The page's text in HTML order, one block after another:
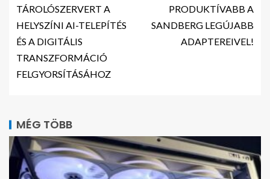
TÁROLÓSZERVERT A
HELYSZÍNI AI-TELEPÍTÉS
ÉS A DIGITÁLIS
TRANSZFORMÁCIÓ
FELGYORSÍTÁSÁHOZ
PRODUKTÍVABB A
SANDBERG LEGÚJABB
ADAPTEREIVEL!
MÉG TÖBB